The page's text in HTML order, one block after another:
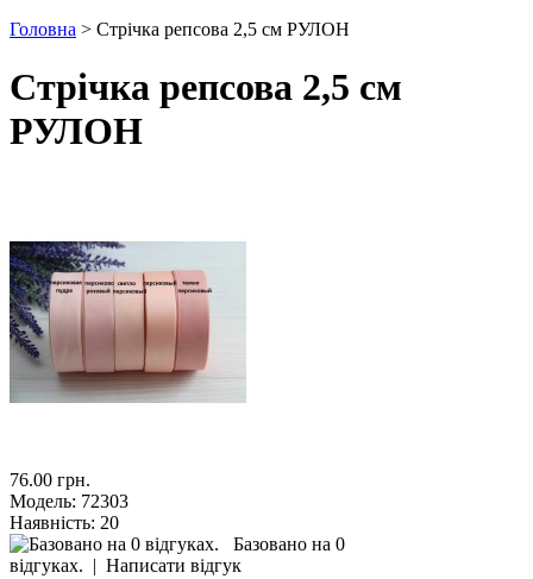
Головна > Стрічка репсова 2,5 см РУЛОН
Стрічка репсова 2,5 см
РУЛОН
76.00 грн.
Модель: 72303
Наявність: 20
Базовано на 0
відгуках. | Написати відгук